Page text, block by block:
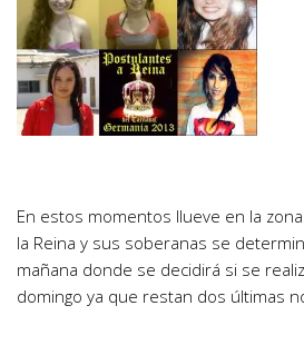
En estos momentos llueve en la
la Reina y sus soberanas se
mañana donde se decidirá si se
domingo ya que restan dos últimas